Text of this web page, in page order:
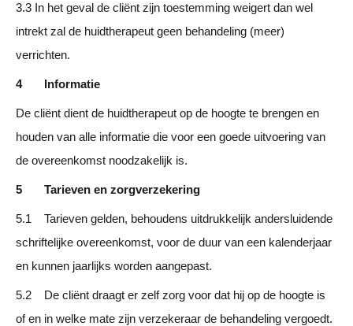
3.3 In het geval de cliënt zijn toestemming weigert dan wel
intrekt zal de huidtherapeut geen behandeling (meer)
verrichten.
4 Informatie
De cliënt dient de huidtherapeut op de hoogte te brengen en
houden van alle informatie die voor een goede uitvoering van
de overeenkomst noodzakelijk is.
5 Tarieven en zorgverzekering
5.1 Tarieven gelden, behoudens uitdrukkelijk andersluidende
schriftelijke overeenkomst, voor de duur van een kalenderjaar
en kunnen jaarlijks worden aangepast.
5.2 De cliënt draagt er zelf zorg voor dat hij op de hoogte is
of en in welke mate zijn verzekeraar de behandeling vergoedt.